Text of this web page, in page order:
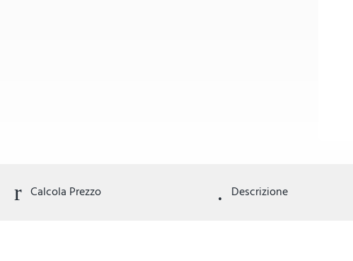
Calcola Prezzo Descrizione